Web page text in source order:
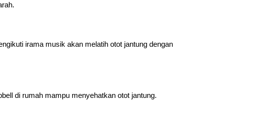
irama musik akan melatih otot jantung dengan
di rumah mampu menyehatkan otot jantung.